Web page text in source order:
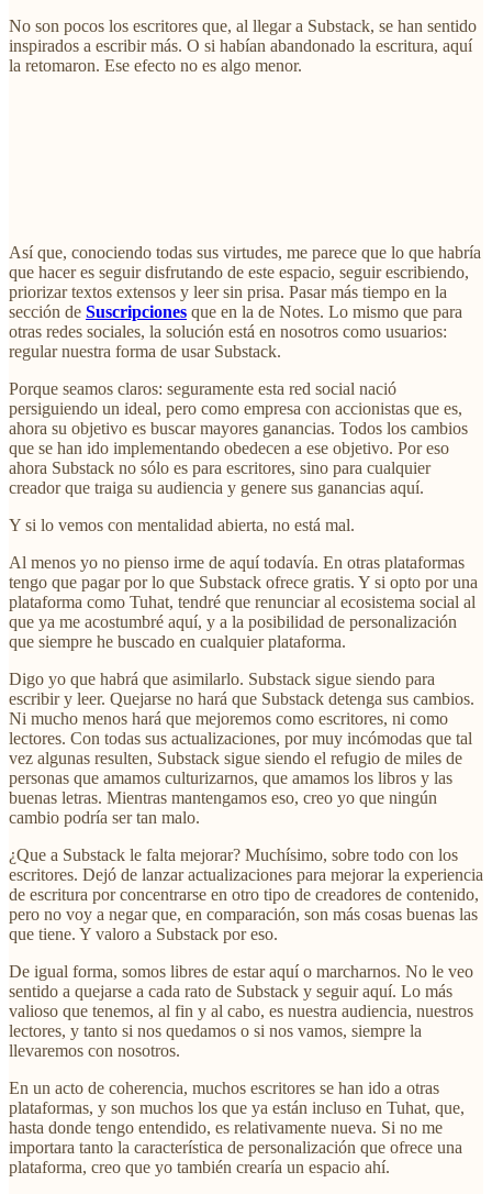
No son pocos los escritores que, al llegar a Substack, se han sentido
inspirados a escribir más. O si habían abandonado la escritura, aquí
la retomaron. Ese efecto no es algo menor.
Así que, conociendo todas sus virtudes, me parece que lo que habría
que hacer es seguir disfrutando de este espacio, seguir escribiendo,
priorizar textos extensos y leer sin prisa. Pasar más tiempo en la
sección de Suscripciones que en la de Notes. Lo mismo que para
otras redes sociales, la solución está en nosotros como usuarios:
regular nuestra forma de usar Substack.
Porque seamos claros: seguramente esta red social nació
persiguiendo un ideal, pero como empresa con accionistas que es,
ahora su objetivo es buscar mayores ganancias. Todos los cambios
que se han ido implementando obedecen a ese objetivo. Por eso
ahora Substack no sólo es para escritores, sino para cualquier
creador que traiga su audiencia y genere sus ganancias aquí.
Y si lo vemos con mentalidad abierta, no está mal.
Al menos yo no pienso irme de aquí todavía. En otras plataformas
tengo que pagar por lo que Substack ofrece gratis. Y si opto por una
plataforma como Tuhat, tendré que renunciar al ecosistema social al
que ya me acostumbré aquí, y a la posibilidad de personalización
que siempre he buscado en cualquier plataforma.
Digo yo que habrá que asimilarlo. Substack sigue siendo para
escribir y leer. Quejarse no hará que Substack detenga sus cambios.
Ni mucho menos hará que mejoremos como escritores, ni como
lectores. Con todas sus actualizaciones, por muy incómodas que tal
vez algunas resulten, Substack sigue siendo el refugio de miles de
personas que amamos culturizarnos, que amamos los libros y las
buenas letras. Mientras mantengamos eso, creo yo que ningún
cambio podría ser tan malo.
¿Que a Substack le falta mejorar? Muchísimo, sobre todo con los
escritores. Dejó de lanzar actualizaciones para mejorar la experiencia
de escritura por concentrarse en otro tipo de creadores de contenido,
pero no voy a negar que, en comparación, son más cosas buenas las
que tiene. Y valoro a Substack por eso.
De igual forma, somos libres de estar aquí o marcharnos. No le veo
sentido a quejarse a cada rato de Substack y seguir aquí. Lo más
valioso que tenemos, al fin y al cabo, es nuestra audiencia, nuestros
lectores, y tanto si nos quedamos o si nos vamos, siempre la
llevaremos con nosotros.
En un acto de coherencia, muchos escritores se han ido a otras
plataformas, y son muchos los que ya están incluso en Tuhat, que,
hasta donde tengo entendido, es relativamente nueva. Si no me
importara tanto la característica de personalización que ofrece una
plataforma, creo que yo también crearía un espacio ahí.